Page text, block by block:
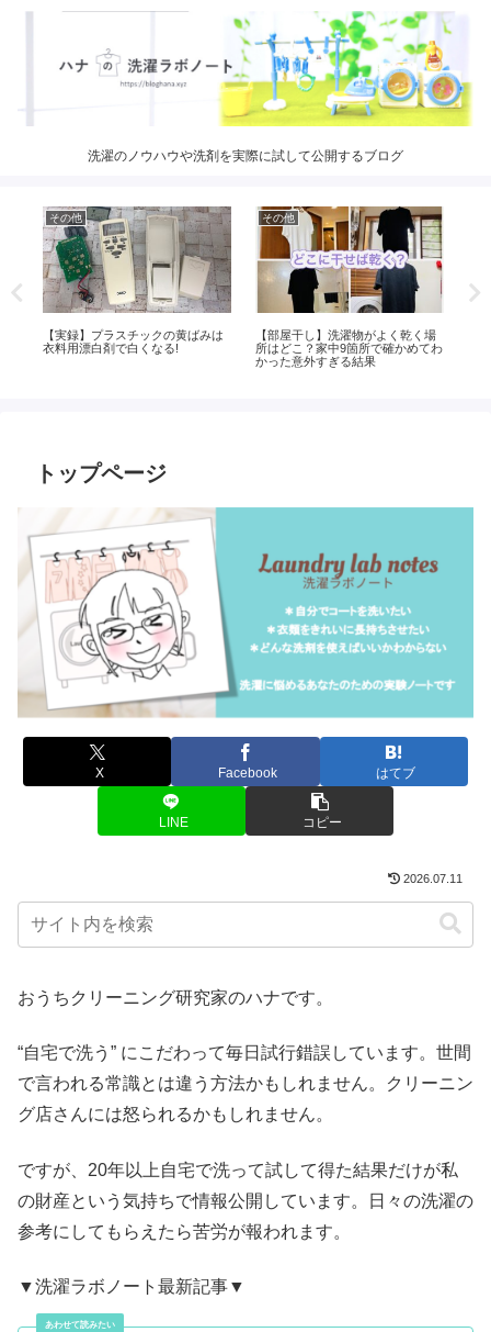
洗濯のノウハウや洗剤を実際に試して公開するブログ
その他
浴衣を自宅で洗う方法！洗い方か
らたたみ方まで写真付きで解説し
その他
ランドリーアウトに洗濯代行を依
頼した感想！週末の朝に3時間の余
裕ができる
トップページ
X Facebook はてブ
LINE コピー
2026.07.11
おうちクリーニング研究家のハナです。
“自宅で洗う” にこだわって毎日試行錯誤しています。世間
で言われる常識とは違う方法かもしれません。クリーニン
グ店さんには怒られるかもしれません。
ですが、20年以上自宅で洗って試して得た結果だけが私
の財産という気持ちで情報公開しています。日々の洗濯の
参考にしてもらえたら苦労が報われます。
▼洗濯ラボノート最新記事▼